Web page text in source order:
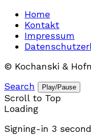
Home
Kontakt
Impressum
© Kochanski &
Search
Play/Pause
Scroll to Top
Loading
Signing-in 3